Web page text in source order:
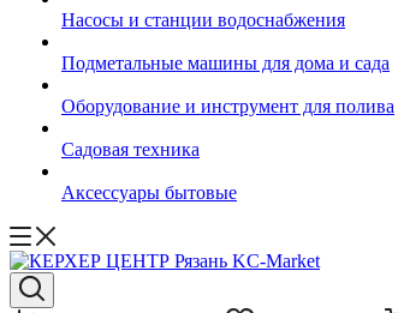
Насосы и станции водоснабжения
Подметальные машины для дома и сада
Оборудование и инструмент для полива
Садовая техника
Аксессуары бытовые